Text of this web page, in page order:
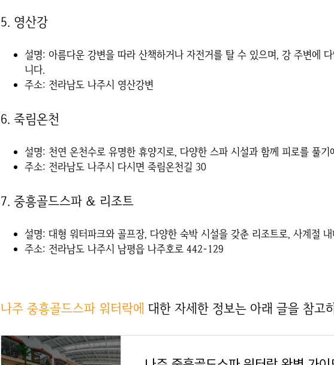
5. 영산강
설명: 아름다운 강변을 따라 산책하거나 자전거를 탈 수 있으며, 강 주변에
니다.
주소: 전라남도 나주시 영산강변
6. 죽림온천
설명: 천연 온천수로 유명한 휴양지로, 다양한 스파 시설과 함께 피로를 풀기
주소: 전라남도 나주시 다시면 죽림온천길 30
7. 중흥골드스파 & 리조트
설명: 대형 워터파크와 골프장, 다양한 숙박 시설을 갖춘 리조트로, 사계절
주소: 전라남도 나주시 남평읍 나주호로 442-129
나주 중흥골드스파 워터락에 대한 자세한 정보는 아래 글을 참고